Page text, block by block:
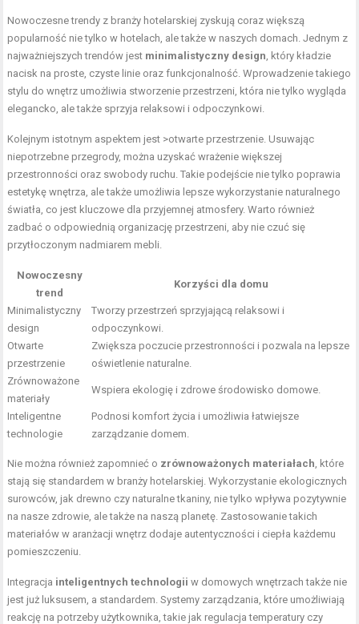
Nowoczesne trendy z branży hotelarskiej zyskują coraz większą
popularność nie tylko w hotelach, ale także w naszych domach. Jednym z
najważniejszych trendów jest minimalistyczny design , który kładzie
nacisk na proste, czyste linie oraz funkcjonalność. Wprowadzenie takiego
stylu do wnętrz umożliwia stworzenie przestrzeni, która nie tylko wygląda
elegancko, ale także sprzyja relaksowi i odpoczynkowi.
Kolejnym istotnym aspektem jest >otwarte przestrzenie. Usuwając
niepotrzebne przegrody, można uzyskać wrażenie większej
przestronności oraz swobody ruchu. Takie podejście nie tylko poprawia
estetykę wnętrza, ale także umożliwia lepsze wykorzystanie naturalnego
światła, co jest kluczowe dla przyjemnej atmosfery. Warto również
zadbać o odpowiednią organizację przestrzeni, aby nie czuć się
przytłoczonym nadmiarem mebli.
Nowoczesny
trend
Korzyści dla domu
Minimalistyczny
design
Tworzy przestrzeń sprzyjającą relaksowi i
odpoczynkowi.
Otwarte
przestrzenie
Zwiększa poczucie przestronności i pozwala na lepsze
oświetlenie naturalne.
Zrównoważone
materiały
Wspiera ekologię i zdrowe środowisko domowe.
Inteligentne
technologie
Podnosi komfort życia i umożliwia łatwiejsze
zarządzanie domem.
Nie można również zapomnieć o zrównoważonych materiałach , które
stają się standardem w branży hotelarskiej. Wykorzystanie ekologicznych
surowców, jak drewno czy naturalne tkaniny, nie tylko wpływa pozytywnie
na nasze zdrowie, ale także na naszą planetę. Zastosowanie takich
materiałów w aranżacji wnętrz dodaje autentyczności i ciepła każdemu
pomieszczeniu.
Integracja inteligentnych technologii w domowych wnętrzach także nie
jest już luksusem, a standardem. Systemy zarządzania, które umożliwiają
reakcję na potrzeby użytkownika, takie jak regulacja temperatury czy